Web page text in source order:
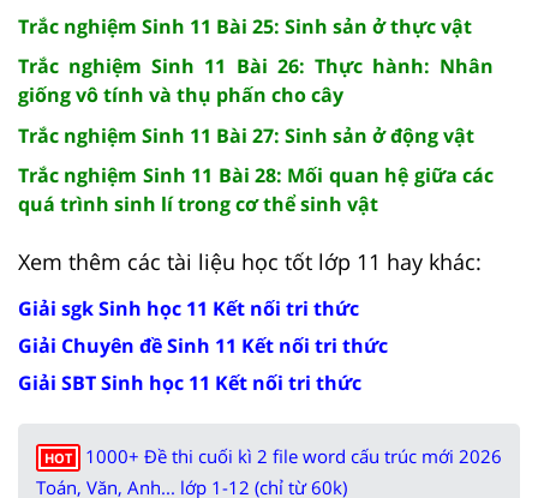
Trắc nghiệm Sinh 11 Bài 25: Sinh sản ở thực vật
Trắc nghiệm Sinh 11 Bài 26: Thực hành: Nhân
giống vô tính và thụ phấn cho cây
Trắc nghiệm Sinh 11 Bài 27: Sinh sản ở động vật
Trắc nghiệm Sinh 11 Bài 28: Mối quan hệ giữa các
quá trình sinh lí trong cơ thể sinh vật
Xem thêm các tài liệu học tốt lớp 11 hay khác:
Giải sgk Sinh học 11 Kết nối tri thức
Giải Chuyên đề Sinh 11 Kết nối tri thức
Giải SBT Sinh học 11 Kết nối tri thức
HOT
1000+ Đề thi cuối kì 2 file word cấu trúc mới 2026
Toán, Văn, Anh... lớp 1-12 (chỉ từ 60k)